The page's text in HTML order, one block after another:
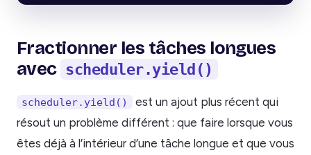
Fractionner les tâches longues
avec scheduler.yield()
scheduler.yield()
est un ajout plus récent qui
résout un problème différent : que faire lorsque vous
êtes déjà à l’intérieur d’une tâche longue et que vous